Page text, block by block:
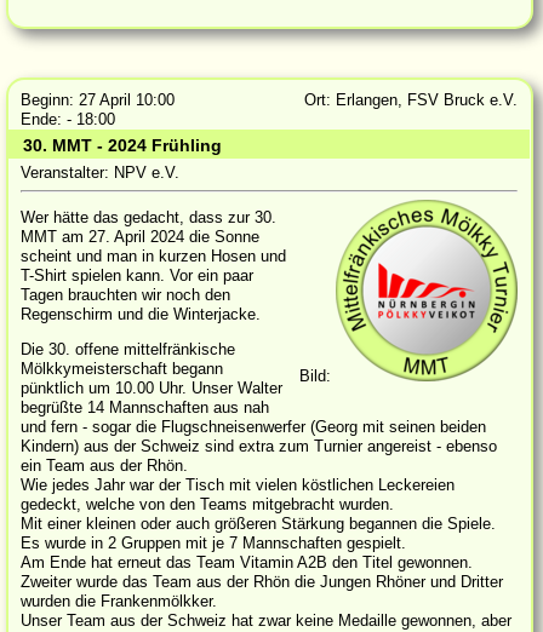
Beginn: 27 April 10:00
Ort: Erlangen, FSV Bruck e.V.
Ende: - 18:00
30. MMT - 2024 Frühling
Veranstalter: NPV e.V.
Bild:
Wer hätte das gedacht, dass zur 30.
MMT am 27. April 2024 die Sonne
scheint und man in kurzen Hosen und
T-Shirt spielen kann. Vor ein paar
Tagen brauchten wir noch den
Regenschirm und die Winterjacke.
Die 30. offene mittelfränkische
Mölkkymeisterschaft begann
pünktlich um 10.00 Uhr. Unser Walter
begrüßte 14 Mannschaften aus nah
und fern - sogar die Flugschneisenwerfer (Georg mit seinen beiden
Kindern) aus der Schweiz sind extra zum Turnier angereist - ebenso
ein Team aus der Rhön.
Wie jedes Jahr war der Tisch mit vielen köstlichen Leckereien
gedeckt, welche von den Teams mitgebracht wurden.
Mit einer kleinen oder auch größeren Stärkung begannen die Spiele.
Es wurde in 2 Gruppen mit je 7 Mannschaften gespielt.
Am Ende hat erneut das Team Vitamin A2B den Titel gewonnen.
Zweiter wurde das Team aus der Rhön die Jungen Rhöner und Dritter
wurden die Frankenmölkker.
Unser Team aus der Schweiz hat zwar keine Medaille gewonnen, aber